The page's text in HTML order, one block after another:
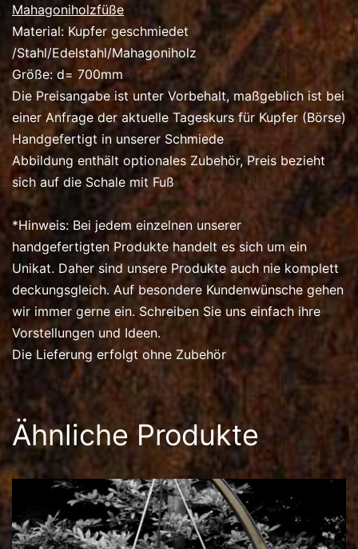
Mahagoniholzfüße
Material: Kupfer geschmiedet
/Stahl/Edelstahl/Mahagoniholz
Größe: d= 700mm
Die Preisangabe ist unter Vorbehalt, maßgeblich ist bei
einer Anfrage der aktuelle Tageskurs für Kupfer (Börse)
Handgefertigt in unserer Schmiede
Abbildung enthält optionales Zubehör, Preis bezieht
sich auf die Schale mit Fuß
*Hinweis: Bei jedem einzelnen unserer
handgefertigten Produkte handelt es sich um ein
Unikat. Daher sind unsere Produkte auch nie komplett
deckungsgleich. Auf besondere Kundenwünsche gehen
wir immer gerne ein. Schreiben Sie uns einfach ihre
Vorstellungen und Ideen.
Die Lieferung erfolgt ohne Zubehör
Ähnliche Produkte